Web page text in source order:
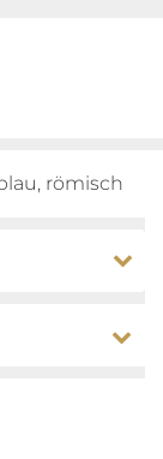
römisch